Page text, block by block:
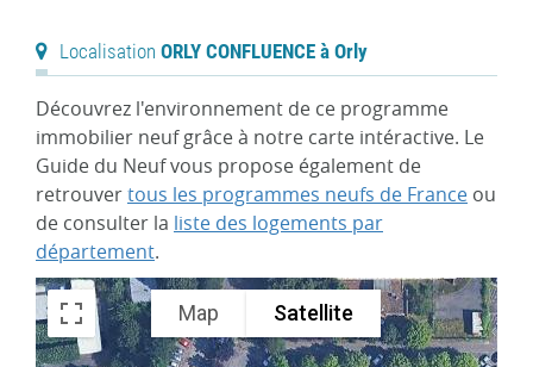
Localisation ORLY CONFLUENCE à Orly
Découvrez l'environnement de ce programme
immobilier neuf grâce à notre carte intéractive. Le
Guide du Neuf vous propose également de
retrouvertous les programmes neufs de France ou
de consulter la liste des logements par
département.
Map Satellite